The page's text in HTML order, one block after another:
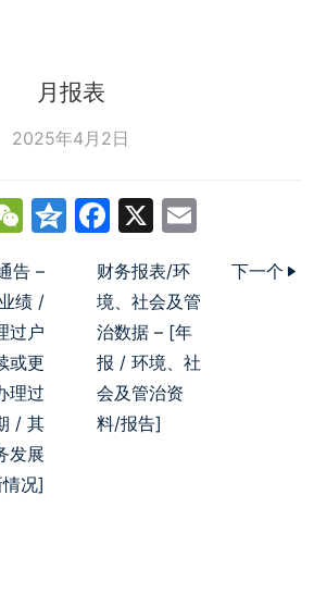
月报表
2025年4月2日
WeChat
Qzone
Facebook
X
告 –
绩 /
过户
或更
理过
/ 其
发展
况]
财务报表/环
境、社会及管
治数据 – [年
报 / 环境、社
会及管治资
料/报告]
下一个